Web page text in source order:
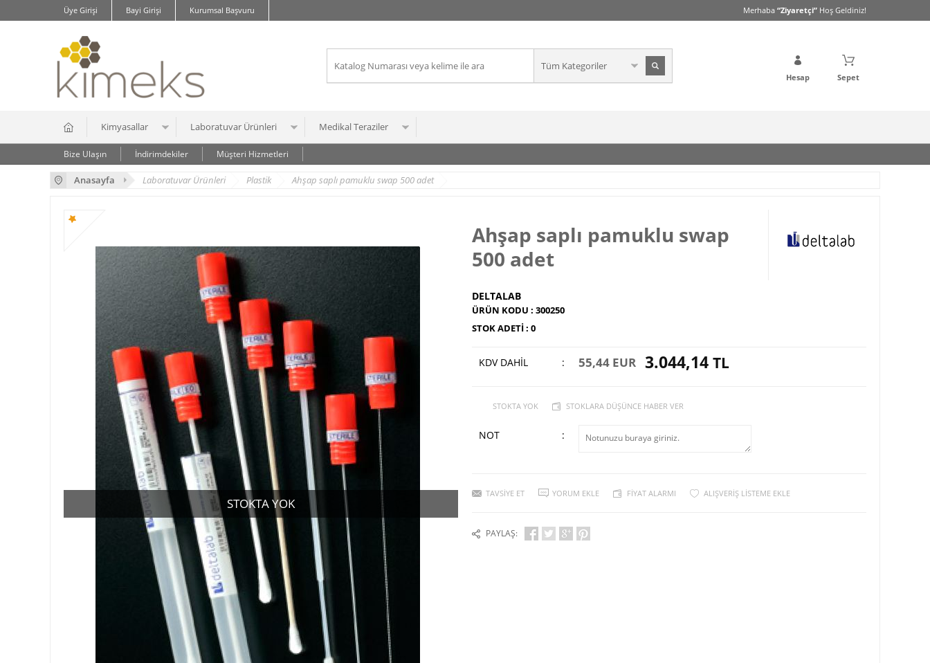
Üye Girişi Bayi Girişi Kurumsal Başvuru Merhaba “Ziyaretçi” Hoş Geldiniz!
Sepet
Hesap
Kimyasallar Laboratuvar Ürünleri Medikal Teraziler
Bize Ulaşın İndirimdekiler Müşteri Hizmetleri
Anasayfa Laboratuvar Ürünleri Plastik Ahşap saplı pamuklu swap 500 adet
STOKTA YOK
Ahşap saplı pamuklu swap
500 adet
DELTALAB
ÜRÜN KODU : 300250
STOK ADETI : 0
KDV DAHİL : 55,44 EUR 3.044,14 TL
STOKTA YOK STOKLARA DÜŞÜNCE HABER VER
NOT :
TAVSIYE ET YORUM EKLE FIYAT ALARMI ALIŞVERIŞ LISTEME EKLE
PAYLAŞ: